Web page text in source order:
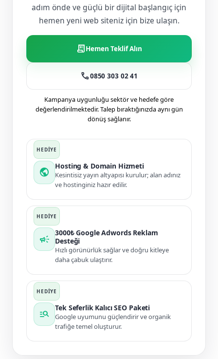
adım önde ve güçlü bir dijital başlangıç için
hemen yeni web siteniz için bize ulaşın.
receipt_longHemen Teklif Alın
call0850 303 02 41
Kampanya uygunluğu sektör ve hedefe göre
değerlendirilmektedir. Talep bıraktığınızda aynı gün
dönüş sağlanır.
public
Hosting & Domain Hizmeti
Kesintisiz yayın altyapısı kurulur; alan adınız
ve hostinginiz hazır edilir.
campaign
3000₺ Google Adwords Reklam
Desteği
Hızlı görünürlük sağlar ve doğru kitleye
daha çabuk ulaştırır.
manage_search
Tek Seferlik Kalıcı SEO Paketi
Google uyumunu güçlendirir ve organik
trafiğe temel oluşturur.